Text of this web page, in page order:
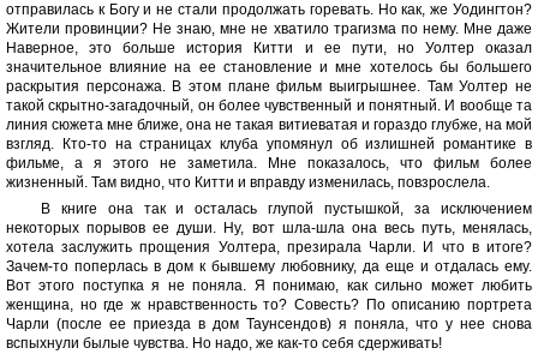
отправилась к Богу и не стали продолжать горевать. Но как, же Уодингтон?
Жители провинции? Не знаю, мне не хватило трагизма по нему. Мне даже
Наверное, это больше история Китти и ее пути, но Уолтер оказал
значительное влияние на ее становление и мне хотелось бы большего
раскрытия персонажа. В этом плане фильм выигрышнее. Там Уолтер не
такой скрытно-загадочный, он более чувственный и понятный. И вообще та
линия сюжета мне ближе, она не такая витиеватая и гораздо глубже, на мой
взгляд. Кто-то на страницах клуба упомянул об излишней романтике в
фильме, а я этого не заметила. Мне показалось, что фильм более
жизненный. Там видно, что Китти и вправду изменилась, повзрослела.
В книге она так и осталась глупой пустышкой, за исключением
некоторых порывов ее души. Ну, вот шла-шла она весь путь, менялась,
хотела заслужить прощения Уолтера, презирала Чарли. И что в итоге?
Зачем-то поперлась в дом к бывшему любовнику, да еще и отдалась ему.
Вот этого поступка я не поняла. Я понимаю, как сильно может любить
женщина, но где ж нравственность то? Совесть? По описанию портрета
Чарли (после ее приезда в дом Таунсендов) я поняла, что у нее снова
вспыхнули былые чувства. Но надо, же как-то себя сдерживать!